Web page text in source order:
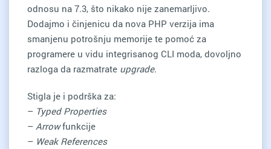
odnosu na 7.3, što nikako nije zanemarljivo.
Dodajmo i činjenicu da nova PHP verzija ima
smanjenu potrošnju memorije te pomoć za
programere u vidu integrisanog CLI moda, dovoljno
razloga da razmatrate upgrade.
Stigla je i podrška za:
– Typed Properties
– Arrowfunkcije
– Weak References